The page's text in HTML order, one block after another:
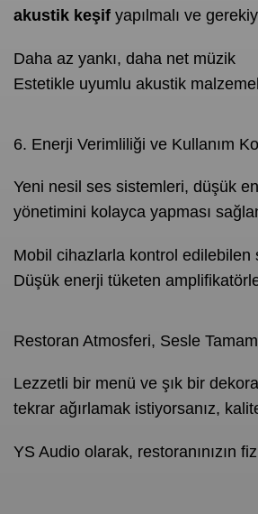
akustik keşif yapılmalı ve
Daha az yankı, daha net müzik
Estetikle uyumlu akustik
6. Enerji Verimliliği ve Kullanım
Yeni nesil ses sistemleri, düşük
yönetimini kolayca yapması
Mobil cihazlarla kontrol edilebilen
Düşük enerji tüketen
Restoran Atmosferi, Sesle
Lezzetli bir menü ve şık bir
tekrar ağırlamak istiyorsanız,
YS Audio olarak, restoranınızın